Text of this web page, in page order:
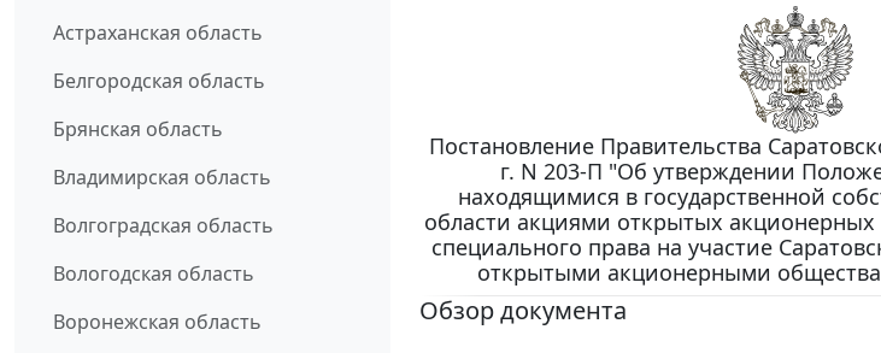
Астраханская область
Белгородская область
Брянская область
Владимирская область
Волгоградская область
Вологодская область
Воронежская область
Постановление Правительства
г. N 203-П "Об утверждении
находящимися в государственной
области акциями открытых
специального права на участие
открытыми акционерными
Обзор документа